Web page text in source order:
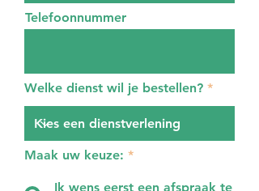
Telefoonnummer
Welke dienst wil je bestellen?
Maak uw keuze: *
Ik wens eerst een afspraak te